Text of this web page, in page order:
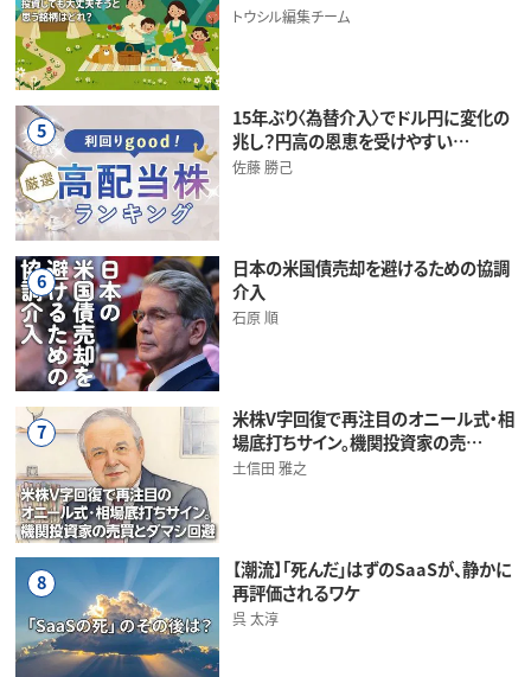
トウシル編集チーム
5
15年ぶり〈為替介入〉でドル円に変化の
兆し？円高の恩恵を受けやすい…
佐藤 勝己
6
日本の米国債売却を避けるための協調
介入
石原 順
7
米株V字回復で再注目のオニール式・相
場底打ちサイン。機関投資家の売…
土信田 雅之
8
【潮流】「死んだ」はずのSaaSが、静かに
再評価されるワケ
呉 太淳